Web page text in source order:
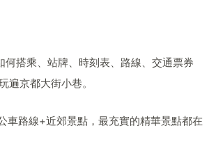
何搭乘、站牌、時刻表、路線、交通票券
遍京都大街小巷。
車路線+近郊景點，最充實的精華景點都在